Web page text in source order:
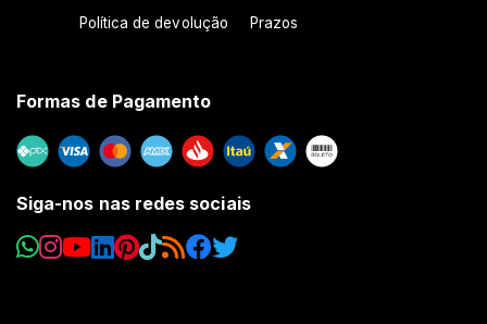
Política de devolução Prazos
Formas de Pagamento
Siga-nos nas redes sociais